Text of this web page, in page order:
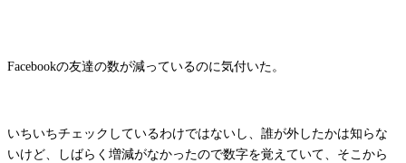
Facebookの友達の数が減っているのに気付いた。
いちいちチェックしているわけではないし、誰が外したかは知らな
いけど、しばらく増減がなかったので数字を覚えていて、そこから